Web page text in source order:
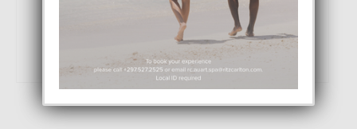
Focus Magazine